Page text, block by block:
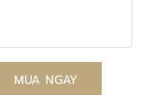
MUA NGAY